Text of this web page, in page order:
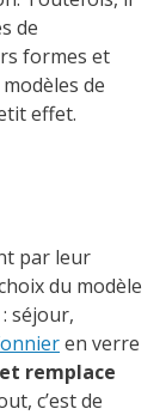
de
formes et
de
effet.
par leur
du modèle
séjour,
en verre
remplace
c’est de